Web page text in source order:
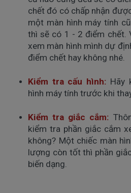
chết đó có chấp nhận
một màn hình máy tính
thì sẽ có 1 - 2 điểm chết.
xem màn hình mình dự
điểm chết hay không nhé.
Kiểm tra cấu hình: Hãy
hình máy tính trước khi
Kiểm tra giắc cắm:
kiểm tra phần giắc cắm
không? Một chiếc màn
lượng còn tốt thì phần
biến dạng.